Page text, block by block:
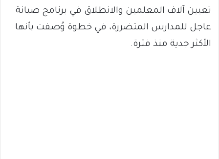
تعيين آلاف المعلمين والانطلاق في برنامج صيانة
عاجل للمدارس المتضررة، في خطوة وُصفت بأنها
الأكثر جدية منذ فترة.